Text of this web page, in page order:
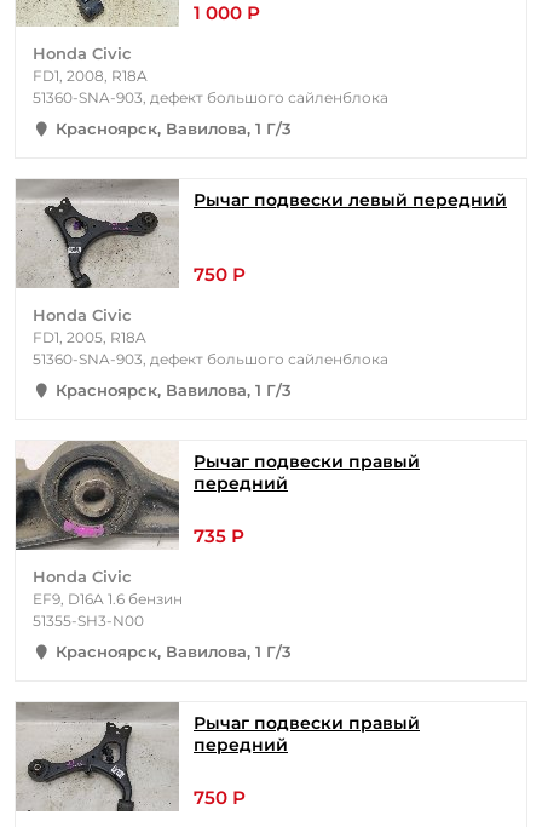
1 000 Р
Honda Civic
FD1, 2008, R18A
51360-SNA-903, дефект большого сайленблока
Красноярск, Вавилова, 1 Г/3
Рычаг подвески левый передний
750 Р
Honda Civic
FD1, 2005, R18A
51360-SNA-903, дефект большого сайленблока
Красноярск, Вавилова, 1 Г/3
Рычаг подвески правый
передний
735 Р
Honda Civic
EF9, D16A 1.6 бензин
51355-SH3-N00
Красноярск, Вавилова, 1 Г/3
Рычаг подвески правый
передний
750 Р